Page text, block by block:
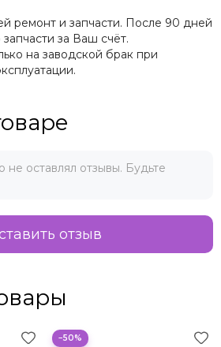
ремонт и запчасти. После 90 дней
за Ваш счёт.
на заводской брак при
не оставлял отзывы. Будьте
отзыв
−50%